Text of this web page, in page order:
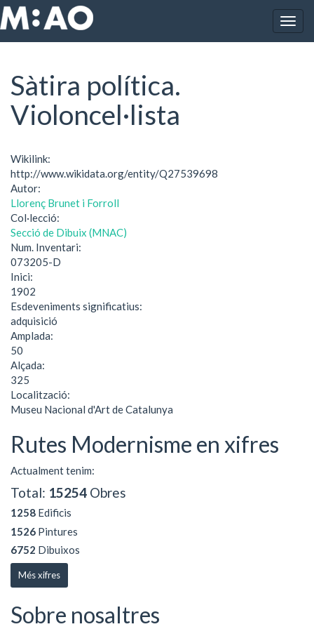
Vés al contingut
Inici Sàtira política. Violoncel·lista
Sàtira política.
Violoncel·lista
Wikilink:
http://www.wikidata.org/entity/Q27539698
Autor:
Llorenç Brunet i Forroll
Col·lecció:
Secció de Dibuix (MNAC)
Num. Inventari:
073205-D
Inici:
1902
Esdeveniments significatius:
adquisició
Amplada:
50
Alçada:
325
Localització:
Museu Nacional d'Art de Catalunya
Rutes Modernisme en xifres
Actualment tenim:
Total: 15254 Obres
1258 Edificis
1526 Pintures
6752 Dibuixos
Més xifres
Sobre nosaltres